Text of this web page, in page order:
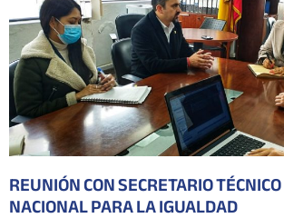
REUNIÓN CON SECRETARIO
NACIONAL PARA LA IGUALDAD